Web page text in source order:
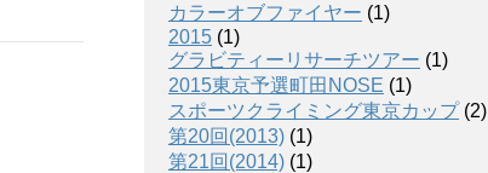
カラーオブファイヤー (1)
2015 (1)
グラビティーリサーチツアー (1)
2015東京予選町田NOSE (1)
スポーツクライミング東京カップ(2)
第20回(2013) (1)
第21回(2014) (1)